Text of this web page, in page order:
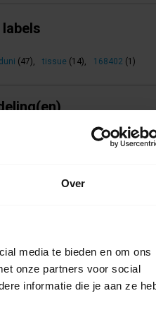
Over
media te bieden en om ons
onze partners voor social
informatie die je aan ze
duni (47), tissue (14), 168402 (1)
voor dit product een